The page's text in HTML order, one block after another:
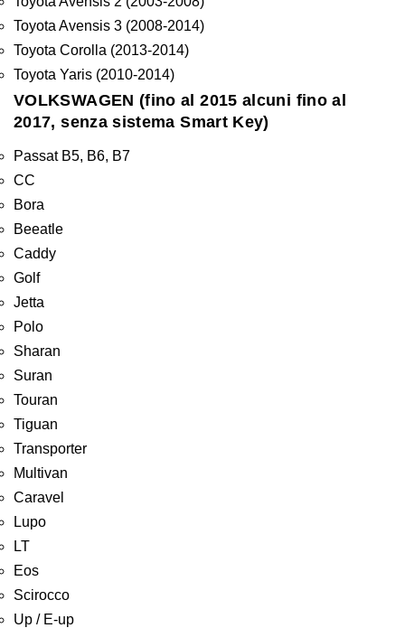
Toyota Avensis 3 (2008-2014)
Toyota Corolla (2013-2014)
Toyota Yaris (2010-2014)
VOLKSWAGEN (fino al 2015 alcuni fino al
2017, senza sistema Smart Key)
Passat B5, B6, B7
CC
Bora
Beeatle
Caddy
Golf
Jetta
Polo
Sharan
Suran
Touran
Tiguan
Transporter
Multivan
Caravel
Lupo
LT
Eos
Scirocco
Up / E-up